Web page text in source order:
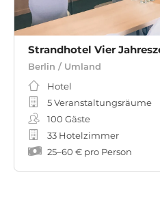
Strandhotel Vier
Berlin / Umland
Hotel
5 Veranstaltungsräume
100 Gäste
33 Hotelzimmer
25–60 € pro Person